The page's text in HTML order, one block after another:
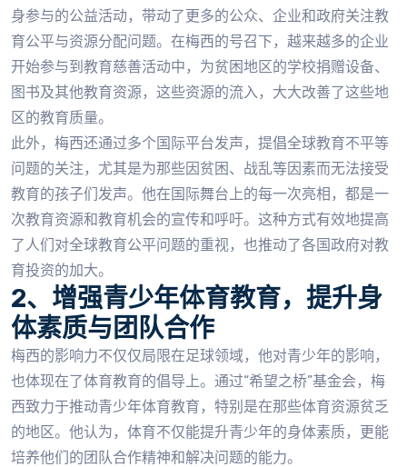
身参与的公益活动，带动了更多的公众、企业和政府关注教
育公平与资源分配问题。在梅西的号召下，越来越多的企业
开始参与到教育慈善活动中，为贫困地区的学校捐赠设备、
图书及其他教育资源，这些资源的流入，大大改善了这些地
区的教育质量。
此外，梅西还通过多个国际平台发声，提倡全球教育不平等
问题的关注，尤其是为那些因贫困、战乱等因素而无法接受
教育的孩子们发声。他在国际舞台上的每一次亮相，都是一
次教育资源和教育机会的宣传和呼吁。这种方式有效地提高
了人们对全球教育公平问题的重视，也推动了各国政府对教
育投资的加大。
2、增强青少年体育教育，提升身
体素质与团队合作
梅西的影响力不仅仅局限在足球领域，他对青少年的影响，
也体现在了体育教育的倡导上。通过“希望之桥”基金会，梅
西致力于推动青少年体育教育，特别是在那些体育资源贫乏
的地区。他认为，体育不仅能提升青少年的身体素质，更能
培养他们的团队合作精神和解决问题的能力。